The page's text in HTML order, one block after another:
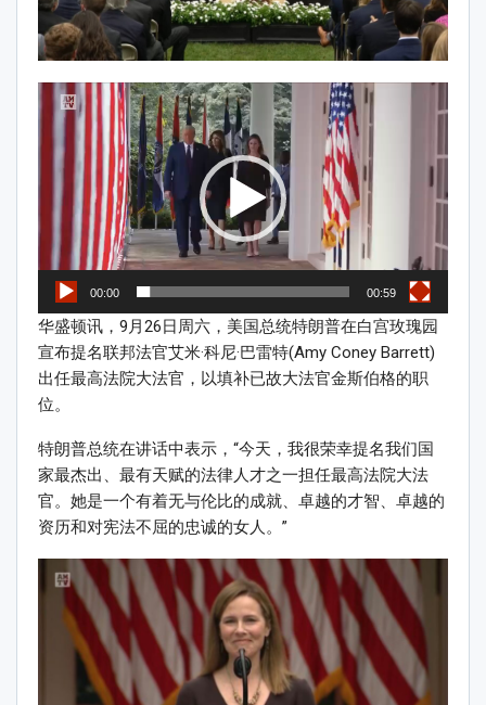
Video
Player
00:00 00:59
华盛顿讯，9月26日周六，美国总统特朗普在白宫玫瑰园
宣布提名联邦法官艾米·科尼·巴雷特(Amy Coney Barrett)
出任最高法院大法官，以填补已故大法官金斯伯格的职
位。
特朗普总统在讲话中表示，“今天，我很荣幸提名我们国
家最杰出、最有天赋的法律人才之一担任最高法院大法
官。她是一个有着无与伦比的成就、卓越的才智、卓越的
资历和对宪法不屈的忠诚的女人。”